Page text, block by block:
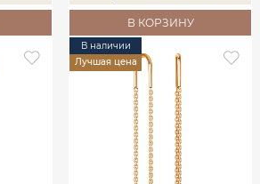
В КОРЗИНУ
В наличии
Лучшая цена